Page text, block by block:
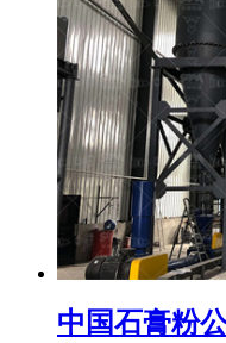
中国石膏粉